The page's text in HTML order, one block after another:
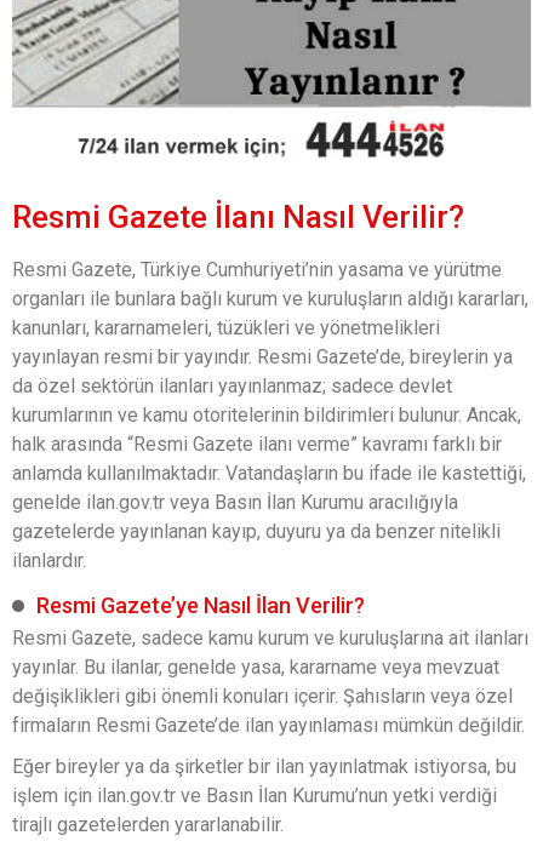
Resmi Gazete İlanı Nasıl Verilir?
Resmi Gazete, Türkiye Cumhuriyeti’nin yasama ve yürütme
organları ile bunlara bağlı kurum ve kuruluşların aldığı kararları,
kanunları, kararnameleri, tüzükleri ve yönetmelikleri
yayınlayan resmi bir yayındır. Resmi Gazete’de, bireylerin ya
da özel sektörün ilanları yayınlanmaz; sadece devlet
kurumlarının ve kamu otoritelerinin bildirimleri bulunur. Ancak,
halk arasında “Resmi Gazete ilanı verme” kavramı farklı bir
anlamda kullanılmaktadır. Vatandaşların bu ifade ile kastettiği,
genelde ilan.gov.tr veya Basın İlan Kurumu aracılığıyla
gazetelerde yayınlanan kayıp, duyuru ya da benzer nitelikli
ilanlardır.
Resmi Gazete’ye Nasıl İlan Verilir?
Resmi Gazete, sadece kamu kurum ve kuruluşlarına ait ilanları
yayınlar. Bu ilanlar, genelde yasa, kararname veya mevzuat
değişiklikleri gibi önemli konuları içerir. Şahısların veya özel
firmaların Resmi Gazete’de ilan yayınlaması mümkün değildir.
Eğer bireyler ya da şirketler bir ilan yayınlatmak istiyorsa, bu
işlem için ilan.gov.tr ve Basın İlan Kurumu’nun yetki verdiği
tirajlı gazetelerden yararlanabilir.